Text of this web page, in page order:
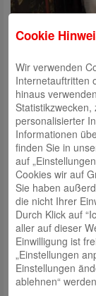
Orgelstiftung), Günter
Kriebel (Vorsitzende der
Die Weser-
Altenbruch und
Förderung soll die
Pflege und
werden.
Die historischen
perspektivisch
europäischer
gesamten Elbe-
Besucher sowie
an.
Cookie
Wir verwenden
Internetauftritten
hinaus
personalisierter
Informationen
finden Sie in
auf
Cookies wir auf
Sie haben
die nicht Ihrer
Durch Klick auf
aller auf dieser
Einwilligung ist
„Einstellungen
Einstellungen
ablehnen“